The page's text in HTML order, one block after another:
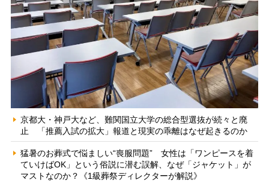
京都大・神戸大など、難関国立大学の総合型選抜が続々と廃
止 「推薦入試の拡大」報道と現実の乖離はなぜ起きるのか
猛暑のお葬式で悩ましい“喪服問題” 女性は「ワンピースを着
ていけばOK」という俗説に潜む誤解、なぜ「ジャケット」が
マストなのか？《1級葬祭ディレクターが解説》